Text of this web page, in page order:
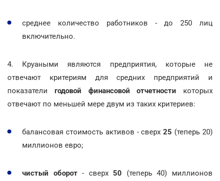
среднее количество работников - до 250 лиц
включительно.
4. Круаными являются предприятия, которые не
отвечают критериям для средних предприятий и
показатели годовой финансовой отчетности которых
отвечают по меньшей мере двум из таких критериев:
балансовая стоимость активов - сверх25 (теперь 20)
миллионов евро;
чистый оборот- сверх50 (теперь 40) миллионов